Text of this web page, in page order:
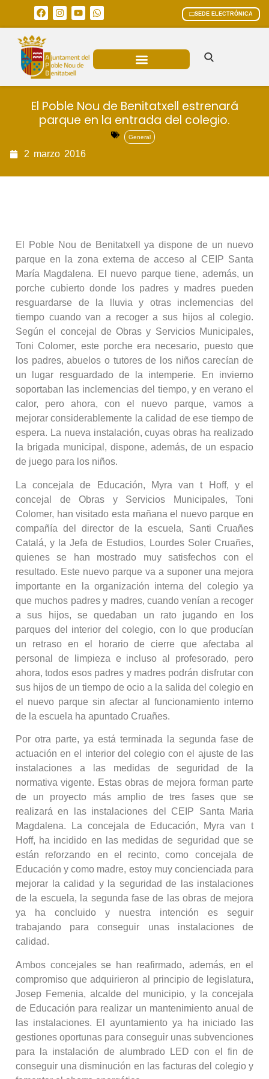
SEDE ELECTRÓNICA
El Poble Nou de Benitatxell estrenará
parque en la entrada del colegio.
General
2 marzo 2016
El Poble Nou de Benitatxell ya dispone de un nuevo
parque en la zona externa de acceso al CEIP Santa
María Magdalena. El nuevo parque tiene, además, un
porche cubierto donde los padres y madres pueden
resguardarse de la lluvia y otras inclemencias del
tiempo cuando van a recoger a sus hijos al colegio.
Según el concejal de Obras y Servicios Municipales,
Toni Colomer, este porche era necesario, puesto que
los padres, abuelos o tutores de los niños carecían de
un lugar resguardado de la intemperie. En invierno
soportaban las inclemencias del tiempo, y en verano el
calor, pero ahora, con el nuevo parque, vamos a
mejorar considerablemente la calidad de ese tiempo de
espera. La nueva instalación, cuyas obras ha realizado
la brigada municipal, dispone, además, de un espacio
de juego para los niños.
La concejala de Educación, Myra van t Hoff, y el
concejal de Obras y Servicios Municipales, Toni
Colomer, han visitado esta mañana el nuevo parque en
compañía del director de la escuela, Santi Cruañes
Catalá, y la Jefa de Estudios, Lourdes Soler Cruañes,
quienes se han mostrado muy satisfechos con el
resultado. Este nuevo parque va a suponer una mejora
importante en la organización interna del colegio ya
que muchos padres y madres, cuando venían a recoger
a sus hijos, se quedaban un rato jugando en los
parques del interior del colegio, con lo que producían
un retraso en el horario de cierre que afectaba al
personal de limpieza e incluso al profesorado, pero
ahora, todos esos padres y madres podrán disfrutar con
sus hijos de un tiempo de ocio a la salida del colegio en
el nuevo parque sin afectar al funcionamiento interno
de la escuela ha apuntado Cruañes.
Por otra parte, ya está terminada la segunda fase de
actuación en el interior del colegio con el ajuste de las
instalaciones a las medidas de seguridad de la
normativa vigente. Estas obras de mejora forman parte
de un proyecto más amplio de tres fases que se
realizará en las instalaciones del CEIP Santa Maria
Magdalena. La concejala de Educación, Myra van t
Hoff, ha incidido en las medidas de seguridad que se
están reforzando en el recinto, como concejala de
Educación y como madre, estoy muy concienciada para
mejorar la calidad y la seguridad de las instalaciones
de la escuela, la segunda fase de las obras de mejora
ya ha concluido y nuestra intención es seguir
trabajando para conseguir unas instalaciones de
calidad.
Ambos concejales se han reafirmado, además, en el
compromiso que adquirieron al principio de legislatura,
Josep Femenia, alcalde del municipio, y la concejala
de Educación para realizar un mantenimiento anual de
las instalaciones. El ayuntamiento ya ha iniciado las
gestiones oportunas para conseguir unas subvenciones
para la instalación de alumbrado LED con el fin de
conseguir una disminución en las facturas del colegio y